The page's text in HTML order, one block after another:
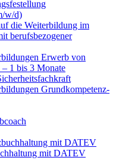
w/d)
die Weiterbildung im
berufsbezogener
Erwerb von
1 bis 3 Monate
Grundkompetenz-
mit DATEV
mit DATEV